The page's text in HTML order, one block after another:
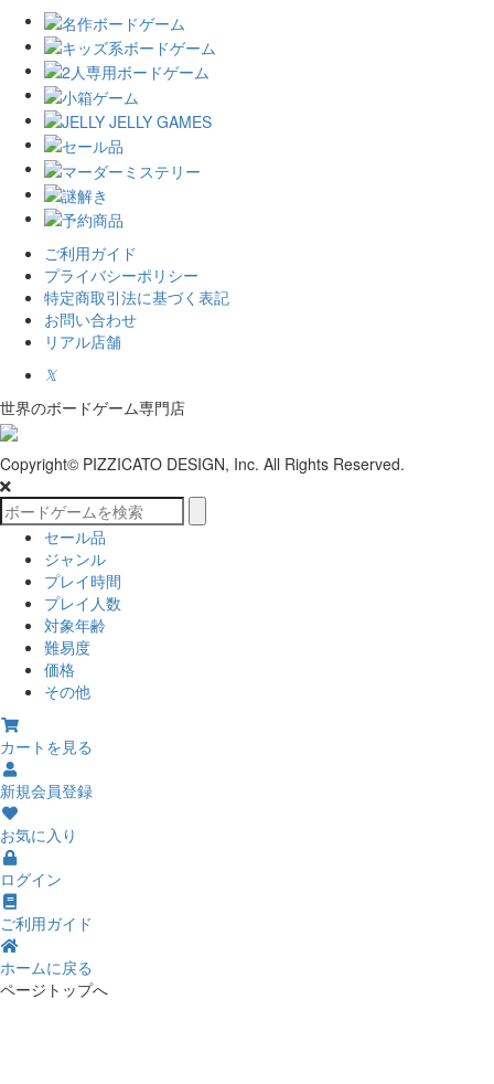
ご利用ガイド
プライバシーポリシー
特定商取引法に基づく表記
お問い合わせ
リアル店舗
𝕏
世界のボードゲーム専門店
Copyright© PIZZICATO DESIGN, Inc. All Rights Reserved.
セール品
ジャンル
プレイ時間
プレイ人数
対象年齢
難易度
価格
その他
カートを見る
新規会員登録
お気に入り
ログイン
ご利用ガイド
ホームに戻る
ページトップへ